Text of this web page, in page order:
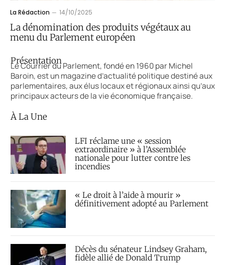
La Rédaction 14/10/2025
La dénomination des produits végétaux au
menu du Parlement européen
Présentation
Le Courrier du Parlement, fondé en 1960 par Michel
Baroin, est un magazine d’actualité politique destiné aux
parlementaires, aux élus locaux et régionaux ainsi qu’aux
principaux acteurs de la vie économique française.
À La Une
LFI réclame une « session
extraordinaire » à l’Assemblée
nationale pour lutter contre les
incendies
« Le droit à l’aide à mourir »
définitivement adopté au Parlement
Décès du sénateur Lindsey Graham,
fidèle allié de Donald Trump